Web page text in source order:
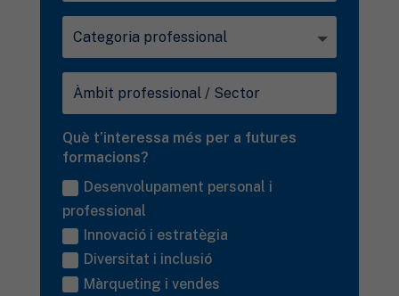
Què t’interessa més per a futures
formacions?
Desenvolupament personal i
professional
Innovació i estratègia
Diversitat i inclusió
Màrqueting i vendes